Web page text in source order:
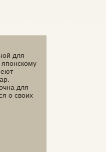
для
японскому
для
о своих